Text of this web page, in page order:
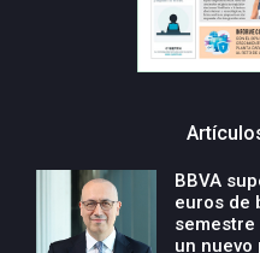
BBVA
euros de
semestre
un